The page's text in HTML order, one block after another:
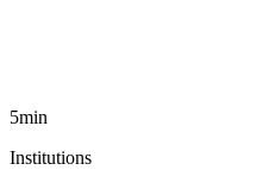
5min
Institutions